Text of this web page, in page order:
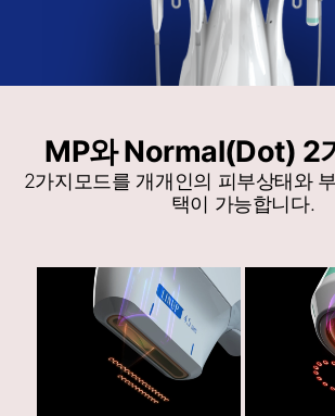
MP와 Normal(Dot) 2
2가지모드를 개개인의 피부상태와
택이 가능합니다.